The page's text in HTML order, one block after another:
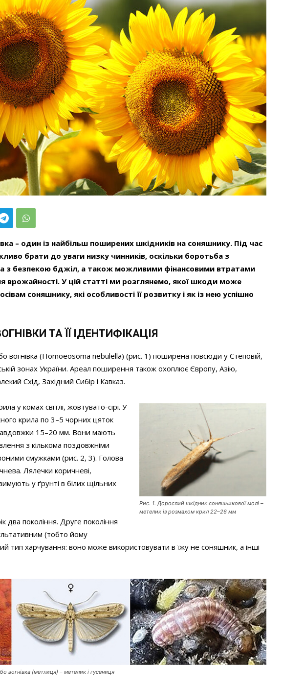
– один із найбільш поширених шкідників на соняшнику. Під час
брати до уваги низку чинників, оскільки боротьба з
з безпекою бджіл, а також можливими фінансовими втратами
врожайності. У цій статті ми розглянемо, якої шкоди може
соняшнику, які особливості її розвитку і як із нею успішно
ТА ЇЇ ІДЕНТИФІКАЦІЯ
вогнівка (Homoeosoma nebulella) (рис. 1) поширена повсюди у Степовій,
зонах України. Ареал поширення також охоплює Європу, Азію,
Схід, Західний Сибір і Кавказ.
Рис. 1. Дорослий шкідник соняшникової молі –
метелик із розмахом крил 22–26 мм
у комах світлі, жовтувато-сірі. У
крила по 3–5 чорних цяток
15–20 мм. Вони мають
з кількома поздовжніми
смужками (рис. 2, 3). Голова
Лялечки коричневі,
у ґрунті в білих щільних
два покоління. Друге покоління
(тобто йому
тип харчування: воно може використовувати в їжу не соняшник, а інші
вогнівка (метлиця) – метелик і гусениця